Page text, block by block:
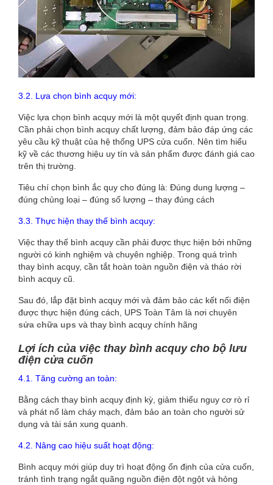
3.2. Lựa chọn bình acquy mới:
Việc lựa chọn bình acquy mới là một quyết định quan trọng.
Cần phải chọn bình acquy chất lượng, đảm bảo đáp ứng các
yêu cầu kỹ thuật của hệ thống UPS cửa cuốn. Nên tìm hiểu
kỹ về các thương hiệu uy tín và sản phẩm được đánh giá cao
trên thị trường.
Tiêu chí chọn bình ắc quy cho đúng là: Đúng dung lượng –
đúng chủng loại – đúng số lượng – thay đúng cách
3.3. Thực hiện thay thế bình acquy:
Việc thay thế bình acquy cần phải được thực hiện bởi những
người có kinh nghiệm và chuyên nghiệp. Trong quá trình
thay bình acquy, cần tắt hoàn toàn nguồn điện và tháo rời
bình acquy cũ.
Sau đó, lắp đặt bình acquy mới và đảm bảo các kết nối điện
được thực hiện đúng cách, UPS Toàn Tâm là nơi chuyên
sửa chữa ups và thay bình acquy chính hãng
Lợi ích của việc thay bình acquy cho bộ lưu
điện cửa cuốn
4.1. Tăng cường an toàn:
Bằng cách thay bình acquy định kỳ, giảm thiểu nguy cơ rò rỉ
và phát nổ làm cháy mạch, đảm bảo an toàn cho người sử
dụng và tài sản xung quanh.
4.2. Nâng cao hiệu suất hoạt động:
Bình acquy mới giúp duy trì hoạt động ổn định của cửa cuốn,
tránh tình trạng ngắt quãng nguồn điện đột ngột và hỏng